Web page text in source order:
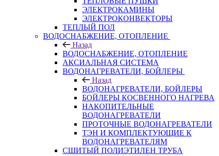
ЭЛЕКТРОКАМИНЫ
ЭЛЕКТРОКОНВЕКТОРЫ
ТЕПЛЫЙ ПОЛ
ВОДОСНАБЖЕНИЕ, ОТОПЛЕНИЕ
Назад
ВОДОСНАБЖЕНИЕ, ОТОПЛЕНИЕ
АКСИАЛЬНАЯ СИСТЕМА
ВОДОНАГРЕВАТЕЛИ, БОЙЛЕРЫ
Назад
ВОДОНАГРЕВАТЕЛИ, БОЙЛЕРЫ
БОЙЛЕРЫ КОСВЕННОГО НАГРЕВА
НАКОПИТЕЛЬНЫЕ
ВОДОНАГРЕВАТЕЛИ
ПРОТОЧНЫЕ ВОДОНАГРЕВАТЕЛИ
ТЭН И КОМПЛЕКТУЮЩИЕ К
ВОДОНАГРЕВАТЕЛЯМ
СШИТЫЙ ПОЛИЭТИЛЕН ТРУБА